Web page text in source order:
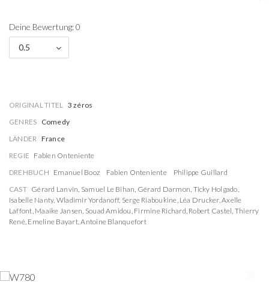
Deine Bewertung: 0
0.5
ORIGINAL TITEL 3 zéros
GENRES Comedy
LÄNDER France
REGIE Fabien Onteniente
DREHBUCH Emanuel Booz Fabien Onteniente
Philippe Guillard
CAST Gérard Lanvin, Samuel Le Bihan, Gérard Darmon, Ticky Holgado,
Isabelle Nanty, Wladimir Yordanoff, Serge Riaboukine, Léa Drucker,Axelle
Laffont, Maaike Jansen, Souad Amidou, Firmine Richard, Robert Castel, Thierry
René, Emeline Bayart,Antoine Blanquefort